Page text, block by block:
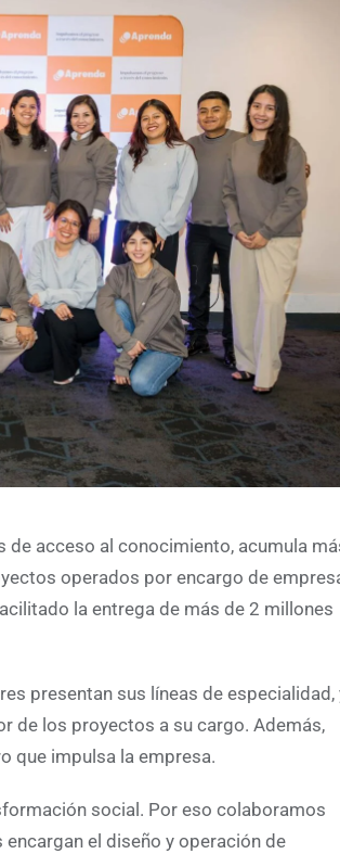
acceso al conocimiento, acumula
operados por encargo de
la entrega de más de 2 millones
presentan sus líneas de especialidad,
de los proyectos a su cargo. Además,
que impulsa la empresa.
social. Por eso colaboramos
el diseño y operación de